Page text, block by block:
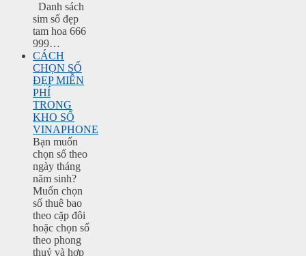
Danh sách
sim số đẹp
tam hoa 666
999…
CÁCH
CHỌN SỐ
ĐẸP MIỄN
PHÍ
TRONG
KHO SỐ
VINAPHONE
Bạn muốn
chọn số theo
ngày tháng
năm sinh?
Muốn chọn
số thuê bao
theo cặp đôi
hoặc chọn số
theo phong
thuỷ và hợp